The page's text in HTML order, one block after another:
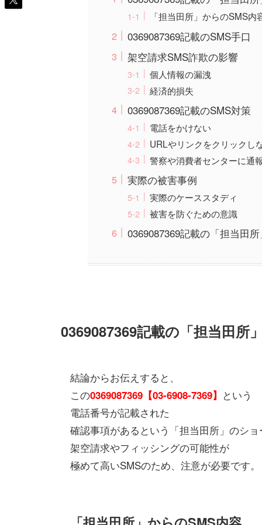
「担当田所」からのSMS内
0369087369記載のSMS手口
架空請求SMS詐欺の影響
個人情報の漏洩
経済的損失
0369087369記載のSMS対策
電話をかけない
URLやリンクをクリックし
警察や消費者センターに通
実際の被害事例
実際のケーススタディ
被害を防ぐための意識
0369087369記載の「担当田
0369087369記載の「担当田所
結論からお伝えすると、
この0369087369【03-6908-7369】 という
電話番号が記載された
確認事項があるという「担当田所」のシ
架空請求やフィッシングの可能性が
極めて高いSMSのため、注意が必要です。